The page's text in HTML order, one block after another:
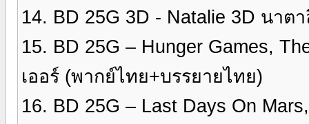
14. BD 25G 3D - Natalie 3D นาต
15. BD 25G – Hunger Games,
เออร์ (พากย์ไทย+บรรยายไทย)
16. BD 25G – Last Days On